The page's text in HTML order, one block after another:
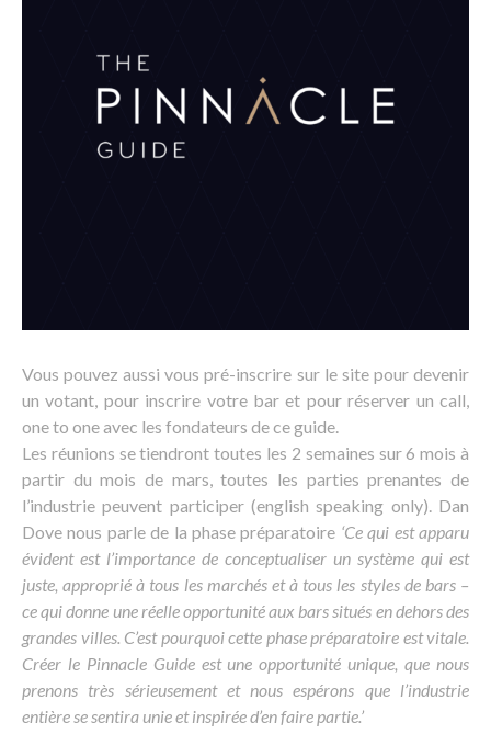
Vous pouvez aussi vous pré-inscrire sur le site pour devenir
un votant, pour inscrire votre bar et pour réserver un call,
one to one avec les fondateurs de ce guide.
Les réunions se tiendront toutes les 2 semaines sur 6 mois à
partir du mois de mars, toutes les parties prenantes de
l’industrie peuvent participer (english speaking only). Dan
Dove nous parle de la phase préparatoire ‘Ce qui est apparu
évident est l’importance de conceptualiser un système qui est
juste, approprié à tous les marchés et à tous les styles de bars –
ce qui donne une réelle opportunité aux bars situés en dehors des
grandes villes. C’est pourquoi cette phase préparatoire est vitale.
Créer le Pinnacle Guide est une opportunité unique, que nous
prenons très sérieusement et nous espérons que l’industrie
entière se sentira unie et inspirée d’en faire partie.’